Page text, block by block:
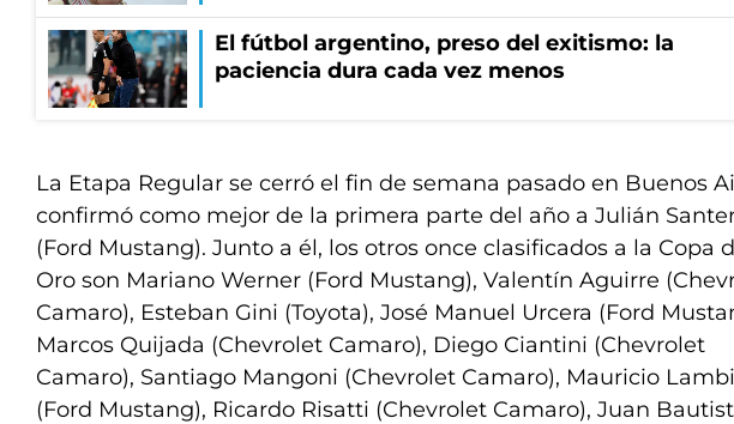
El fútbol argentino, preso del exitismo: la
paciencia dura cada vez menos
La Etapa Regular se cerró el fin de semana pasado en Buenos
confirmó como mejor de la primera parte del año a Julián
(Ford Mustang). Junto a él, los otros once clasificados a la Copa
Oro son Mariano Werner (Ford Mustang), Valentín Aguirre
Camaro), Esteban Gini (Toyota), José Manuel Urcera (Ford
Marcos Quijada (Chevrolet Camaro), Diego Ciantini (Chevrolet
Camaro), Santiago Mangoni (Chevrolet Camaro), Mauricio
(Ford Mustang), Ricardo Risatti (Chevrolet Camaro), Juan